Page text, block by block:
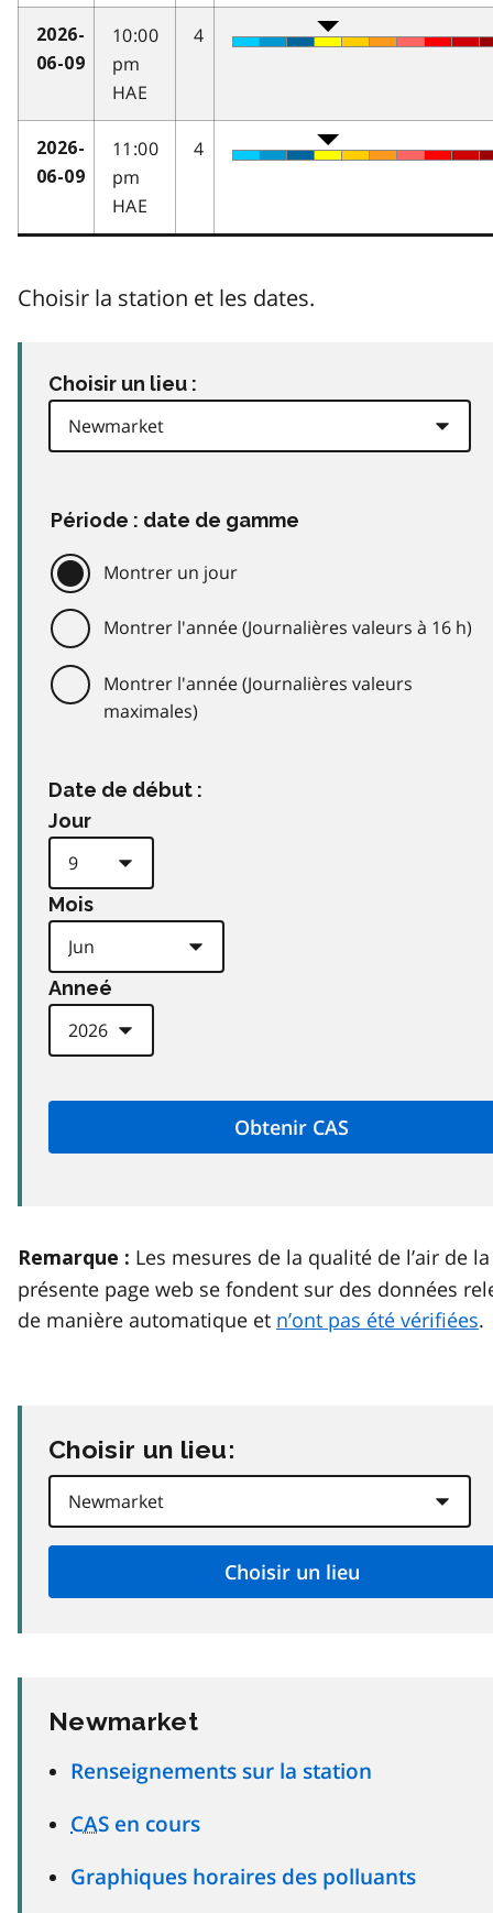
2026-
06-09
10:00
pm
HAE
4
2026-
06-09
11:00
pm
HAE
4
Choisir la station et les dates.
Choisir un lieu :
Période : date de gamme
Montrer un jour
Montrer l'année (Journalières valeurs à 16 h)
Montrer l'année (Journalières valeurs
maximales)
Date de début :
Jour
Mois
Anneé
Remarque : Les mesures de la qualité de l’air de la
présente page web se fondent sur des données
de manière automatique et n’ont pas été vérifiées.
Choisir un lieu:
Newmarket
Renseignements sur la station
CAS en cours
Graphiques horaires des polluants